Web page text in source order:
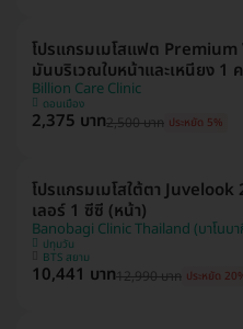
โปรแกรมเมโสแฟต Premium
มันบริเวณใบหน้าและเหนียง 1
Billion Care Clinic
ดอนเมือง
2,375 บาท2,500 บาท ประหยัด 5%
โปรแกรมเมโสใต้ตา
เลอร์ 1 ซีซี (หน้า)
Banobagi Clinic Thailand (บาโนบ
ปทุมวัน
BTS สยาม
10,441 บาท12,990 บาท ประหยัด